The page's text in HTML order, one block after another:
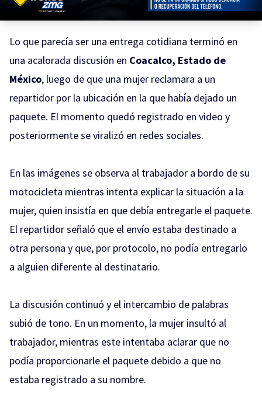
Lo que parecía ser una entrega cotidiana terminó en
una acalorada discusión en Coacalco, Estado de
México, luego de que una mujer reclamara a un
repartidor por la ubicación en la que había dejado un
paquete. El momento quedó registrado en video y
posteriormente se viralizó en redes sociales.
En las imágenes se observa al trabajador a bordo de su
motocicleta mientras intenta explicar la situación a la
mujer, quien insistía en que debía entregarle el paquete.
El repartidor señaló que el envío estaba destinado a
otra persona y que, por protocolo, no podía entregarlo
a alguien diferente al destinatario.
La discusión continuó y el intercambio de palabras
subió de tono. En un momento, la mujer insultó al
trabajador, mientras este intentaba aclarar que no
podía proporcionarle el paquete debido a que no
estaba registrado a su nombre.